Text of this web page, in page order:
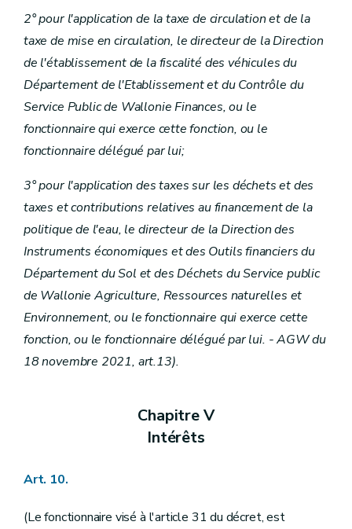
2° pour l'application de la taxe de circulation et de la
taxe de mise en circulation, le directeur de la Direction
de l'établissement de la fiscalité des véhicules du
Département de l'Etablissement et du Contrôle du
Service Public de Wallonie Finances, ou le
fonctionnaire qui exerce cette fonction, ou le
fonctionnaire délégué par lui;
3° pour l'application des taxes sur les déchets et des
taxes et contributions relatives au financement de la
politique de l'eau, le directeur de la Direction des
Instruments économiques et des Outils financiers du
Département du Sol et des Déchets du Service public
de Wallonie Agriculture, Ressources naturelles et
Environnement, ou le fonctionnaire qui exerce cette
fonction, ou le fonctionnaire délégué par lui. - AGW du
18 novembre 2021, art.13).
Chapitre V
Intérêts
Art. 10.
(Le fonctionnaire visé à l'article 31 du décret, est